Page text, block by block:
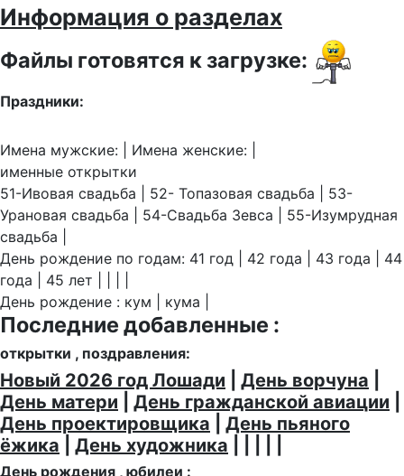
Информация о разделах
Файлы готовятся к загрузке:
Праздники:
Имена мужские: | Имена женские: |
именные открытки
51-Ивовая свадьба | 52- Топазовая свадьба | 53-
Урановая свадьба | 54-Свадьба Зевса | 55-Изумрудная
свадьба |
День рождение по годам: 41 год | 42 года | 43 года | 44
года | 45 лет | | | |
День рождение : кум | кума |
Последние добавленные :
открытки , поздравления:
Новый 2026 год Лошади День ворчуна
День матери
День гражданской авиации
День проектировщика
День пьяного
ёжика
День художника
День рождения , юбилеи :